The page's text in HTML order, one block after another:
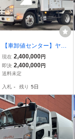
【車卸値センター】ヤフ
オク特価!エルフ 4WD・
冷蔵冷凍車-5℃・錆腐食
無 積載1850kg MTモード
現在 2,400,000円
即決 2,400,000円
送料未定
入札 - 残り 5日